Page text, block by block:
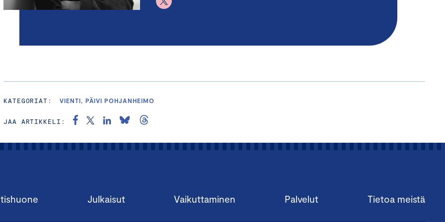
KATEGORIAT: VIENTI, PÄIVI POHJANHEIMO
JAA ARTIKKELI:
Julkaisut Vaikuttaminen Palvelut Tietoa meistä